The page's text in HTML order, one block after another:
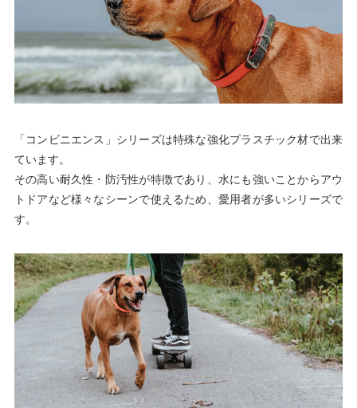
「コンビニエンス」シリーズは特殊な強化プラスチック材で出来
ています。
その高い耐久性・防汚性が特徴であり、水にも強いことからアウ
トドアなど様々なシーンで使えるため、愛用者が多いシリーズで
す。